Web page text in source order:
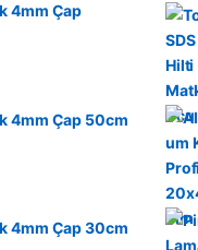
4mm Çap
4mm Çap 50cm
4mm Çap 30cm